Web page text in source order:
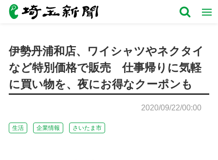
伊勢丹浦和店、ワイシャツやネクタイ
など特別価格で販売 仕事帰りに気軽
に買い物を、夜にお得なクーポンも
2020/09/22/00:00
生活 企業情報 さいたま市